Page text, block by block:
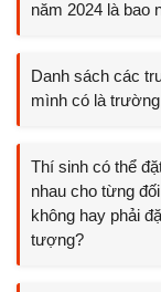
năm 2024 là bao
Danh sách các
mình có là
Thí sinh có thể
nhau cho từng
không hay phải
tượng?